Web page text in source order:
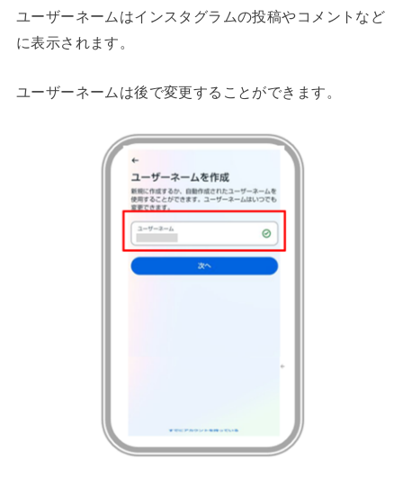
ユーザーネームはインスタグラムの投稿やコメントなど
に表示されます。
ユーザーネームは後で変更することができます。